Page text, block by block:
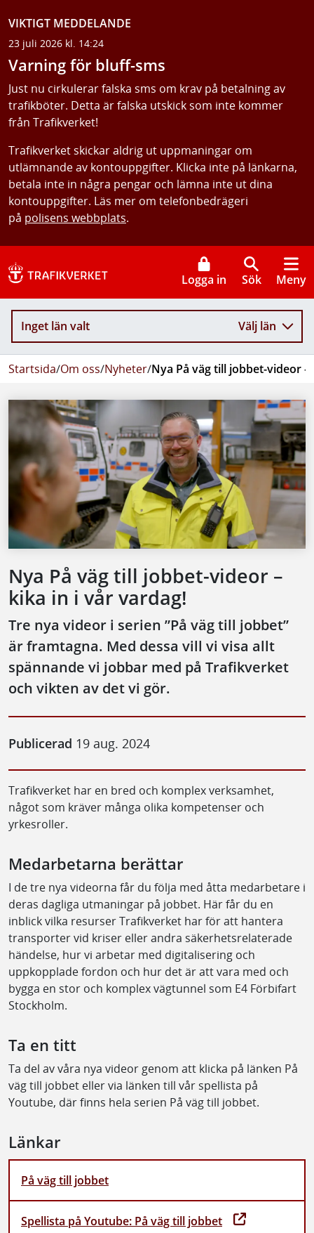
VIKTIGT MEDDELANDE
23 juli 2026 kl. 14:24
Varning för bluff-sms
Just nu cirkulerar falska sms om krav på betalning av
trafikböter. Detta är falska utskick som inte kommer
från Trafikverket!
Trafikverket skickar aldrig ut uppmaningar om
utlämnande av kontouppgifter. Klicka inte på länkarna,
betala inte in några pengar och lämna inte ut dina
kontouppgifter. Läs mer om telefonbedrägeri
på polisens webbplats.
Logga in Sök Meny
Inget län valt Välj län
Startsida/Om oss/Nyheter/Nya På väg till jobbet-videor
Nya På väg till jobbet-videor –
kika in i vår vardag!
Tre nya videor i serien ”På väg till jobbet”
är framtagna. Med dessa vill vi visa allt
spännande vi jobbar med på Trafikverket
och vikten av det vi gör.
Publicerad 19 aug. 2024
Trafikverket har en bred och komplex verksamhet,
något som kräver många olika kompetenser och
yrkesroller.
Medarbetarna berättar
I de tre nya videorna får du följa med åtta medarbetare i
deras dagliga utmaningar på jobbet. Här får du en
inblick vilka resurser Trafikverket har för att hantera
transporter vid kriser eller andra säkerhetsrelaterade
händelse, hur vi arbetar med digitalisering och
uppkopplade fordon och hur det är att vara med och
bygga en stor och komplex vägtunnel som E4 Förbifart
Stockholm.
Ta en titt
Ta del av våra nya videor genom att klicka på länken På
väg till jobbet eller via länken till vår spellista på
Youtube, där finns hela serien På väg till jobbet.
Länkar
På väg till jobbet
Spellista på Youtube: På väg till jobbet